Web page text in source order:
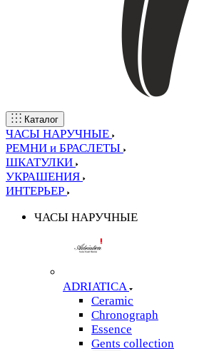
Каталог
ЧАСЫ НАРУЧНЫЕ
РЕМНИ и БРАСЛЕТЫ
ШКАТУЛКИ
УКРАШЕНИЯ
ИНТЕРЬЕР
ЧАСЫ НАРУЧНЫЕ
ADRIATICA
Ceramic
Chronograph
Essence
Gents collection